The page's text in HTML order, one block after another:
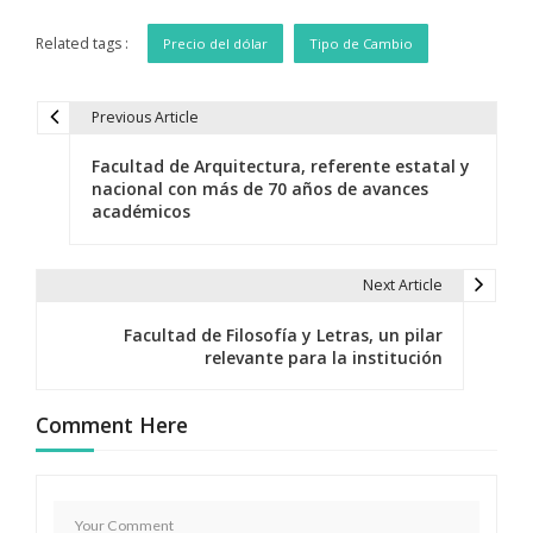
Related tags : Precio del dólar Tipo de Cambio
i
Previous Article
Facultad de Arquitectura, referente estatal y
nacional con más de 70 años de avances
académicos
Next Article
Facultad de Filosofía y Letras, un pilar
relevante para la institución
Comment Here